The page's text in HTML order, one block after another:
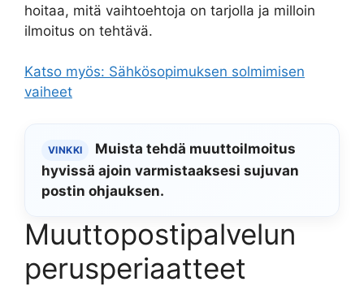
hoitaa, mitä vaihtoehtoja on tarjolla ja milloin
ilmoitus on tehtävä.
Katso myös: Sähkösopimuksen solmimisen
vaiheet
VINKKI
Muista tehdä muuttoilmoitus
hyvissä ajoin varmistaaksesi sujuvan
postin ohjauksen.
Muuttopostipalvelun
perusperiaatteet